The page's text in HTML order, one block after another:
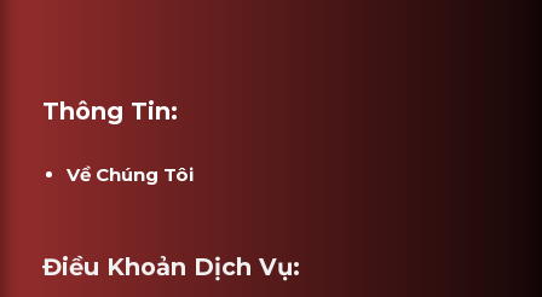
Thông Tin:
Về Chúng Tôi
Điều Khoản Dịch Vụ: